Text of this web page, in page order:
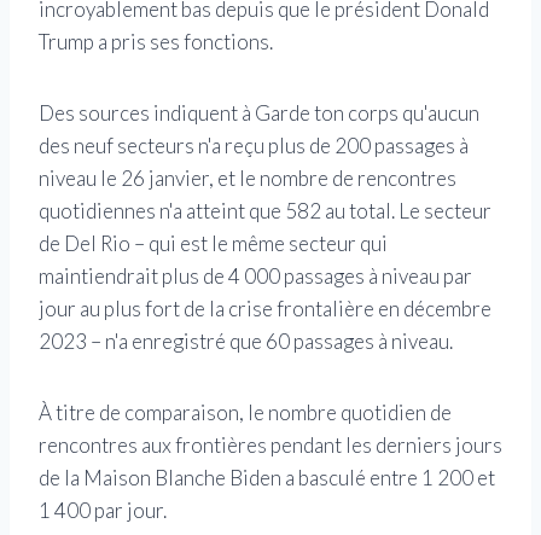
incroyablement bas depuis que le président Donald
Trump a pris ses fonctions.
Des sources indiquent à Garde ton corps qu'aucun
des neuf secteurs n'a reçu plus de 200 passages à
niveau le 26 janvier, et le nombre de rencontres
quotidiennes n'a atteint que 582 au total. Le secteur
de Del Rio – qui est le même secteur qui
maintiendrait plus de 4 000 passages à niveau par
jour au plus fort de la crise frontalière en décembre
2023 – n'a enregistré que 60 passages à niveau.
À titre de comparaison, le nombre quotidien de
rencontres aux frontières pendant les derniers jours
de la Maison Blanche Biden a basculé entre 1 200 et
1 400 par jour.